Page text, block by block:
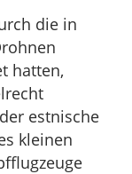
die in
hatten,
estnische
kleinen